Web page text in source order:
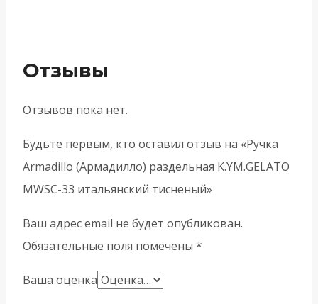
Отзывы
Отзывов пока нет.
Будьте первым, кто оставил отзыв на «Ручка
Armadillo (Армадилло) раздельная K.YM.GELATO
MWSC-33 итальянский тисненый»
Ваш адрес email не будет опубликован.
Обязательные поля помечены *
Ваша оценка